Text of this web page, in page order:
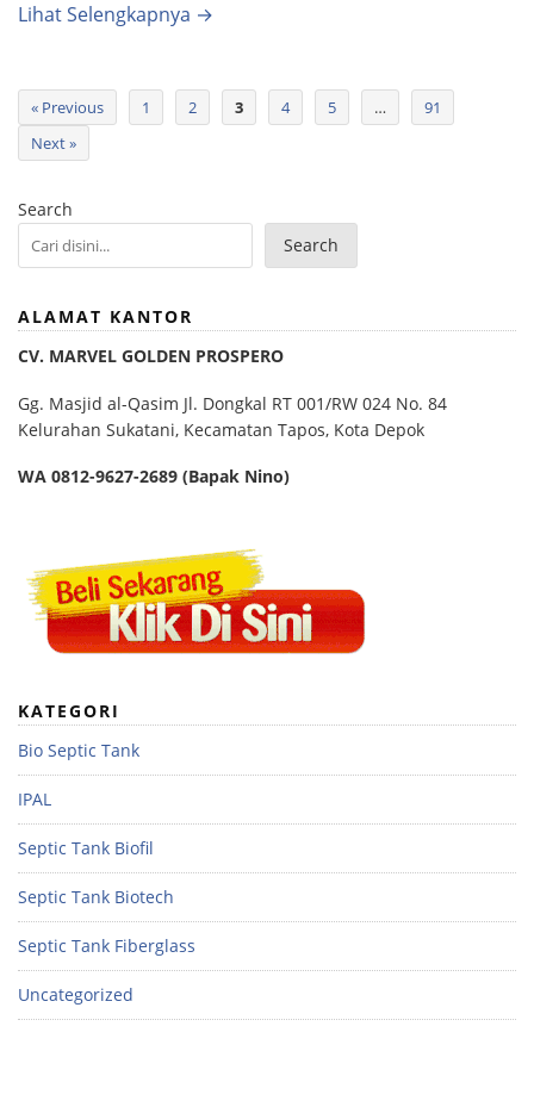
Lihat Selengkapnya →
« Previous 1 2 3 4 5 …
91
Next »
Search
Search
ALAMAT KANTOR
CV. MARVEL GOLDEN PROSPERO
Gg. Masjid al-Qasim Jl. Dongkal RT 001/RW 024 No. 84
Kelurahan Sukatani, Kecamatan Tapos, Kota Depok
WA 0812-9627-2689 (Bapak Nino)
KATEGORI
Bio Septic Tank
IPAL
Septic Tank Biofil
Septic Tank Biotech
Septic Tank Fiberglass
Uncategorized